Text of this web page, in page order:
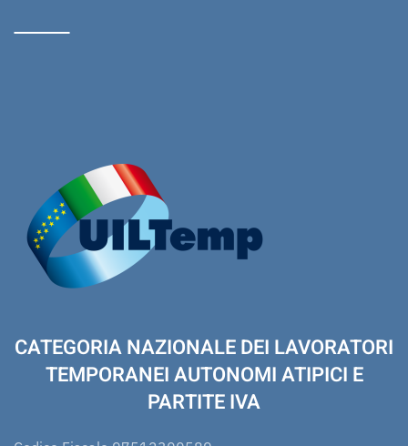
CATEGORIA NAZIONALE DEI LAVORATORI
TEMPORANEI AUTONOMI ATIPICI E
PARTITE IVA